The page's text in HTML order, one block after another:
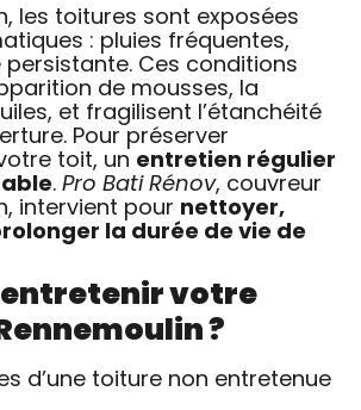
les toitures sont exposées
: pluies fréquentes,
Ces conditions
de mousses, la
et fragilisent l’étanchéité
Pour préserver
toit, un entretien régulier
. Pro Bati Rénov, couvreur
intervient pour nettoyer,
la durée de vie de
votre
?
d’une toiture non entretenue